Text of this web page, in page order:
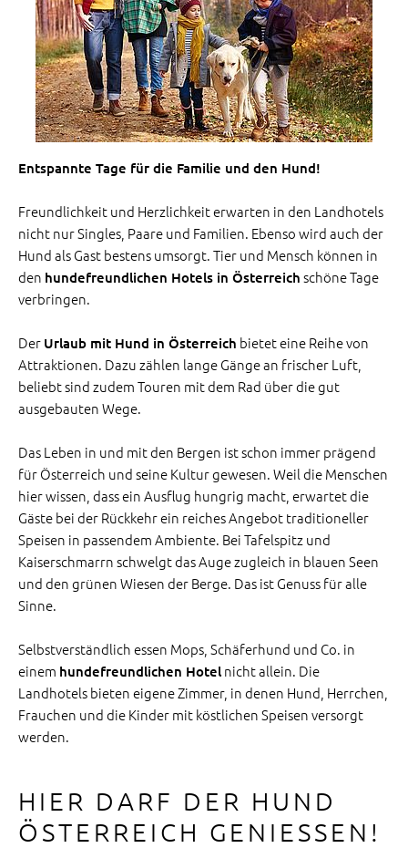
Entspannte Tage für die Familie und den Hund!
Freundlichkeit und Herzlichkeit erwarten in den Landhotels
nicht nur Singles, Paare und Familien. Ebenso wird auch der
Hund als Gast bestens umsorgt. Tier und Mensch können in
den hundefreundlichen Hotels in Österreich schöne Tage
verbringen.
Der Urlaub mit Hund in Österreich bietet eine Reihe von
Attraktionen. Dazu zählen lange Gänge an frischer Luft,
beliebt sind zudem Touren mit dem Rad über die gut
ausgebauten Wege.
Das Leben in und mit den Bergen ist schon immer prägend
für Österreich und seine Kultur gewesen. Weil die Menschen
hier wissen, dass ein Ausflug hungrig macht, erwartet die
Gäste bei der Rückkehr ein reiches Angebot traditioneller
Speisen in passendem Ambiente. Bei Tafelspitz und
Kaiserschmarrn schwelgt das Auge zugleich in blauen Seen
und den grünen Wiesen der Berge. Das ist Genuss für alle
Sinne.
Selbstverständlich essen Mops, Schäferhund und Co. in
einem hundefreundlichen Hotel nicht allein. Die
Landhotels bieten eigene Zimmer, in denen Hund, Herrchen,
Frauchen und die Kinder mit köstlichen Speisen versorgt
werden.
HIER DARF DER HUND
ÖSTERREICH GENIESSEN!